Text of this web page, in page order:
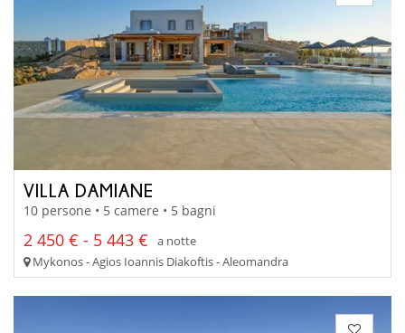
VILLA DAMIANE
10 persone • 5 camere • 5 bagni
2 450 € - 5 443 €
a notte
Mykonos - Agios Ioannis Diakoftis - Aleomandra